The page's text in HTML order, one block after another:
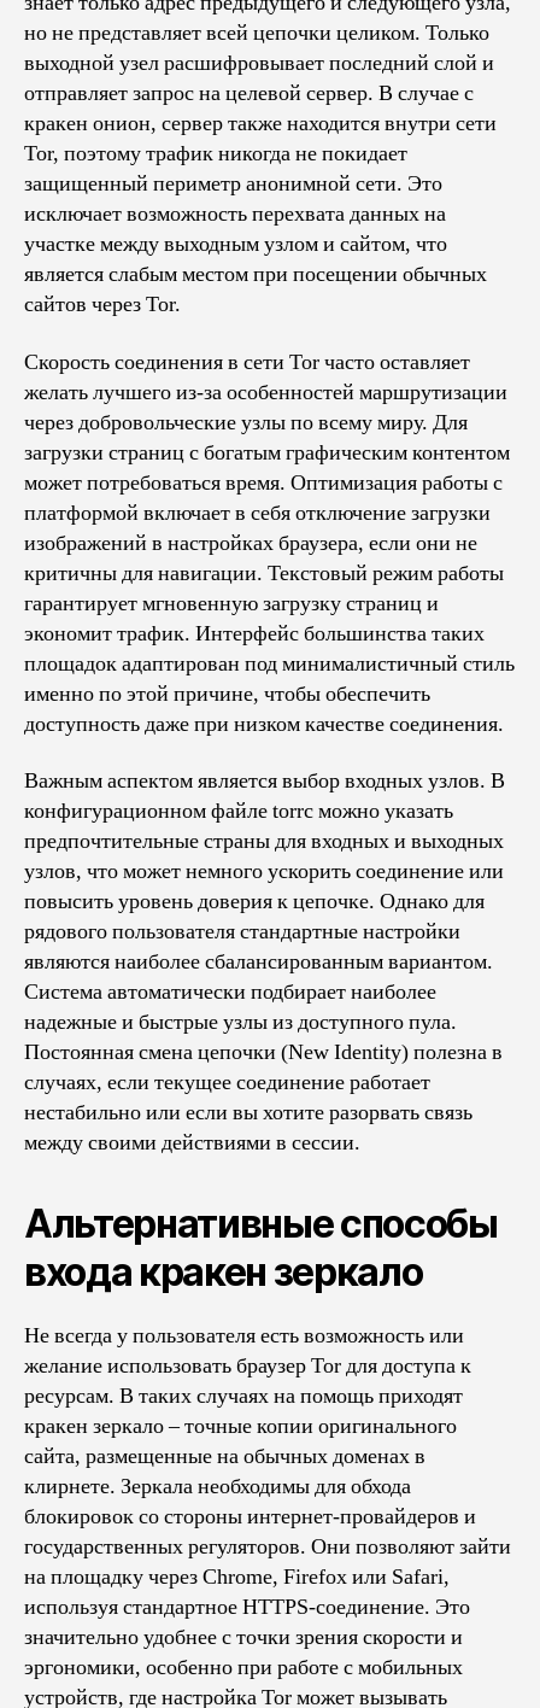
но не представляет всей цепочки целиком. Только
выходной узел расшифровывает последний слой и
отправляет запрос на целевой сервер. В случае с
кракен онион, сервер также находится внутри сети
Tor, поэтому трафик никогда не покидает
защищенный периметр анонимной сети. Это
исключает возможность перехвата данных на
участке между выходным узлом и сайтом, что
является слабым местом при посещении обычных
сайтов через Tor.
Скорость соединения в сети Tor часто оставляет
желать лучшего из-за особенностей маршрутизации
через добровольческие узлы по всему миру. Для
загрузки страниц с богатым графическим контентом
может потребоваться время. Оптимизация работы с
платформой включает в себя отключение загрузки
изображений в настройках браузера, если они не
критичны для навигации. Текстовый режим работы
гарантирует мгновенную загрузку страниц и
экономит трафик. Интерфейс большинства таких
площадок адаптирован под минималистичный стиль
именно по этой причине, чтобы обеспечить
доступность даже при низком качестве соединения.
Важным аспектом является выбор входных узлов. В
конфигурационном файле torrc можно указать
предпочтительные страны для входных и выходных
узлов, что может немного ускорить соединение или
повысить уровень доверия к цепочке. Однако для
рядового пользователя стандартные настройки
являются наиболее сбалансированным вариантом.
Система автоматически подбирает наиболее
надежные и быстрые узлы из доступного пула.
Постоянная смена цепочки (New Identity) полезна в
случаях, если текущее соединение работает
нестабильно или если вы хотите разорвать связь
между своими действиями в сессии.
Альтернативные способы
входа кракен зеркало
Не всегда у пользователя есть возможность или
желание использовать браузер Tor для доступа к
ресурсам. В таких случаях на помощь приходят
кракен зеркало – точные копии оригинального
сайта, размещенные на обычных доменах в
клирнете. Зеркала необходимы для обхода
блокировок со стороны интернет-провайдеров и
государственных регуляторов. Они позволяют зайти
на площадку через Chrome, Firefox или Safari,
используя стандартное HTTPS-соединение. Это
значительно удобнее с точки зрения скорости и
эргономики, особенно при работе с мобильных
устройств, где настройка Tor может вызывать